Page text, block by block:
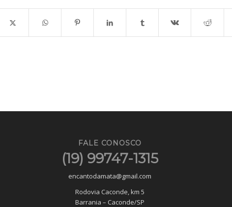
FALE CONOSCO
(19) 99747-1315
encantodamata@gmail.com
Rodovia Caconde, km 5
Barrania – Caconde/SP